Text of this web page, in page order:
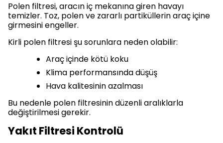
Polen filtresi, aracın iç mekanına giren havayı
temizler. Toz, polen ve zararlı partiküllerin araç içine
girmesini engeller.
Kirli polen filtresi şu sorunlara neden olabilir:
Araç içinde kötü koku
Klima performansında düşüş
Hava kalitesinin azalması
Bu nedenle polen filtresinin düzenli aralıklarla
değiştirilmesi gerekir.
Yakıt Filtresi Kontrolü